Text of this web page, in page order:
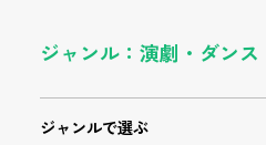
ジャンル：演劇・ダンス